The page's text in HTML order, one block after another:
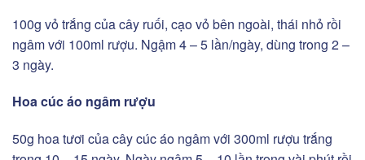
100g vỏ trắng của cây ruối, cạo vỏ bên ngoài, thái nhỏ rồi
ngâm với 100ml rượu. Ngậm 4 – 5 lần/ngày, dùng trong 2 –
3 ngày.
Hoa cúc áo ngâm rượu
50g hoa tươi của cây cúc áo ngâm với 300ml rượu trắng